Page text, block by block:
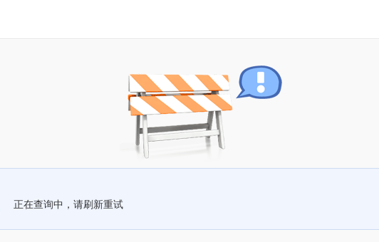
正在查询中，请刷新重试